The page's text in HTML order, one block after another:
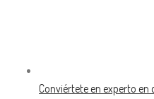
Conviértete en experto